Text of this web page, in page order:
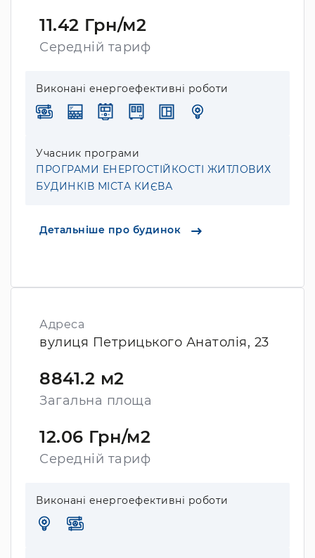
11.42 Грн/м2
Середній тариф
Виконані енергоефективні роботи
Учасник програми
ПРОГРАМИ ЕНЕРГОСТІЙКОСТІ ЖИТЛОВИХ
БУДИНКІВ МІСТА КИЄВА
Детальніше про будинок
Адреса
вулиця Петрицького Анатолія, 23
8841.2 м2
Загальна площа
12.06 Грн/м2
Середній тариф
Виконані енергоефективні роботи